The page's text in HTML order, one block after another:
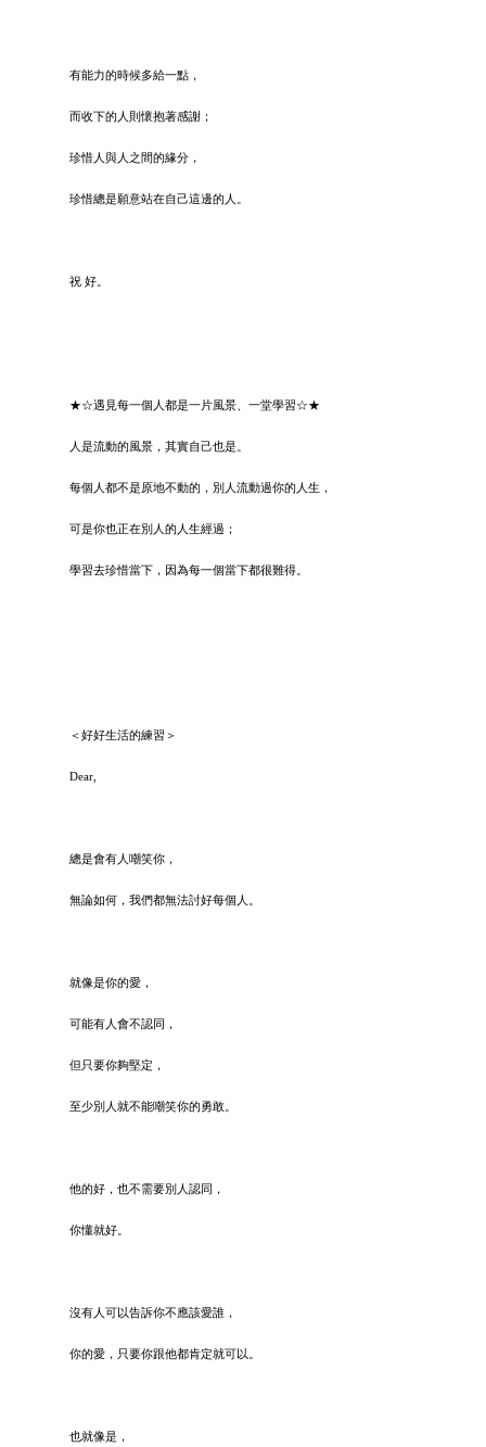
有能力的時候多給一點，
而收下的人則懷抱著感謝；
珍惜人與人之間的緣分，
珍惜總是願意站在自己這邊的人。
祝 好。
★☆遇見每一個人都是一片風景、一堂學習☆★
人是流動的風景，其實自己也是。
每個人都不是原地不動的，別人流動過你的人生，
可是你也正在別人的人生經過；
學習去珍惜當下，因為每一個當下都很難得。
＜好好生活的練習＞
Dear,
總是會有人嘲笑你，
無論如何，我們都無法討好每個人。
就像是你的愛，
可能有人會不認同，
但只要你夠堅定，
至少別人就不能嘲笑你的勇敢。
他的好，也不需要別人認同，
你懂就好。
沒有人可以告訴你不應該愛誰，
你的愛，只要你跟他都肯定就可以。
也就像是，